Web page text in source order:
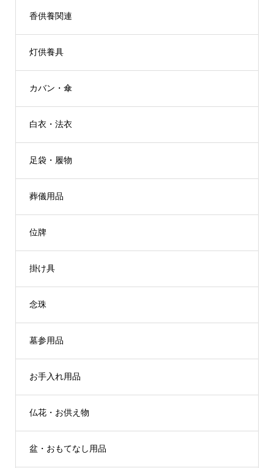
香供養関連
灯供養具
カバン・傘
白衣・法衣
足袋・履物
葬儀用品
位牌
掛け具
念珠
墓参用品
お手入れ用品
仏花・お供え物
盆・おもてなし用品